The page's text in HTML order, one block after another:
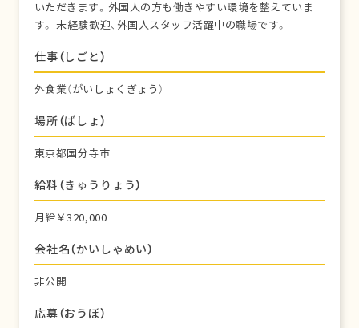
いただきます。外国人の方も働きやすい環境を整えていま
す。 未経験歓迎、外国人スタッフ活躍中の職場です。
仕事（しごと）
外食業（がいしょくぎょう）
場所（ばしょ）
東京都国分寺市
給料（きゅうりょう）
月給￥320,000
会社名（かいしゃめい）
非公開
応募（おうぼ）